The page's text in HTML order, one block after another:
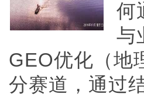
何
与
GEO优化（地
分赛道，通过